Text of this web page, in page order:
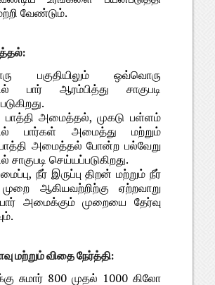
வேண்டும்.
பகுதியிலும் ஒவ்வொரு
பார் ஆரம்பித்து சாகுபடி
அமைத்தல், முகடு பள்ளம்
பார்கள் அமைத்து மற்றும்
அமைத்தல் போன்ற பல்வேறு
சாகுபடி செய்யப்படுகிறது.
நீர் இருப்பு திறன் மற்றும் நீர்
ஆகியவற்றிற்கு ஏற்றவாறு
அமைக்கும் முறையை தேர்வு
மற்றும் விதை நேர்த்தி:
சுமார் 800 முதல் 1000 கிலோ